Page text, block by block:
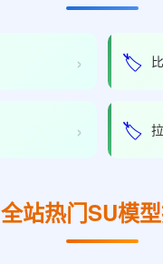
› 🏷️
› 🏷️
全站热门SU模